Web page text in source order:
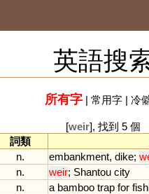
英語搜
所有字| 常用字| 冷
[weir], 找到 5 個
詞類
n. embankment, dike;
n. weir; Shantou city
n. a bamboo trap for